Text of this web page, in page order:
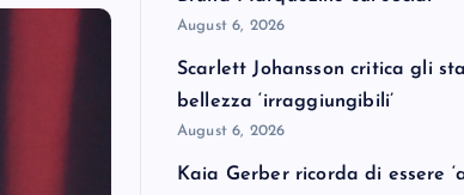
August 6, 2026
Scarlett Johansson critica gli
bellezza ‘irraggiungibili’
August 6, 2026
Kaia Gerber ricorda di essere